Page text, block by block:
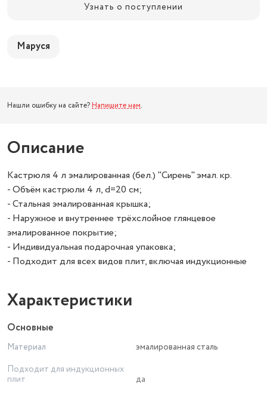
Узнать о поступлении
Маруся
Нашли ошибку на сайте? Напишите нам.
Описание
Кастрюля 4 л эмалированная (бел.) "Сирень" эмал. кр.
- Объём кастрюли 4 л, d=20 см;
- Стальная эмалированная крышка;
- Наружное и внутреннее трёхслойное глянцевое
эмалированное покрытие;
- Индивидуальная подарочная упаковка;
- Подходит для всех видов плит, включая индукционные
Характеристики
Основные
Материал
эмалированная сталь
Подходит для индукционных
плит
да